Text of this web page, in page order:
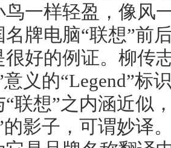
鸟一样轻盈，像风
名牌电脑“联想”前
很好的例证。柳传
意义的“Legend”标
“联想”之内涵近似
的影子，可谓妙译